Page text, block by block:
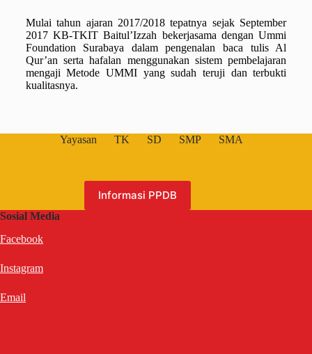
Mulai tahun ajaran 2017/2018 tepatnya sejak September
2017 KB-TKIT Baitul’Izzah bekerjasama dengan Ummi
Foundation Surabaya dalam pengenalan baca tulis Al
Qur’an serta hafalan menggunakan sistem pembelajaran
mengaji Metode UMMI yang sudah teruji dan terbukti
kualitasnya.
Yayasan TK SD SMP SMA
Informasi PPDB
Sosial Media
Facebook
Instagram
Email